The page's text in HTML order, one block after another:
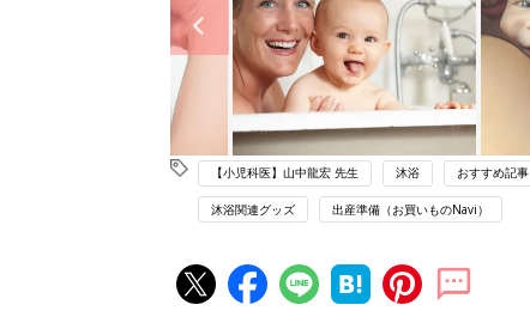
【小児科医】山中龍宏 先生 沐浴 おすすめ記事
沐浴関連グッズ 出産準備（お買いものNavi）